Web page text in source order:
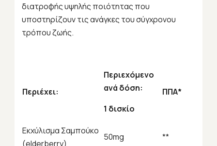
διατροφής υψηλής ποιότητας που
υποστηρίζουν τις ανάγκες του σύγχρονου
τρόπου ζωής.
Περιέχει:
Περιεχόμενο
ανά δόση:
1 δισκίο
ΠΠΑ*
Εκχύλισμα Σαμπούκο
(elderberry)
50mg **